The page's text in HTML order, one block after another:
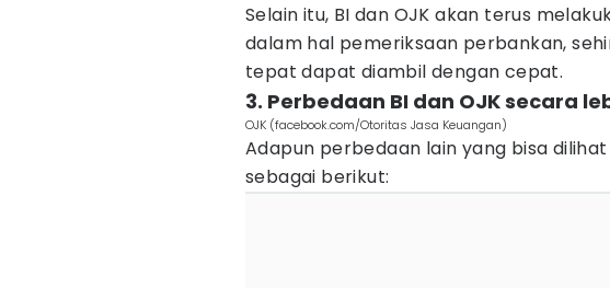
Selain itu, BI dan OJK akan terus
dalam hal pemeriksaan perbankan,
tepat dapat diambil dengan cepat.
3. Perbedaan BI dan OJK secara
OJK (facebook.com/Otoritas Jasa Keuangan)
Adapun perbedaan lain yang bisa
sebagai berikut: